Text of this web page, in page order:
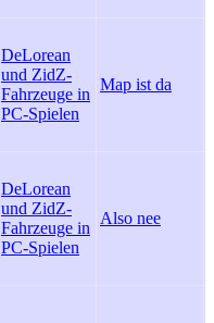
DeLorean
und ZidZ-
Fahrzeuge in
PC-Spielen
Map ist da
DeLorean
und ZidZ-
Fahrzeuge in
PC-Spielen
Also nee